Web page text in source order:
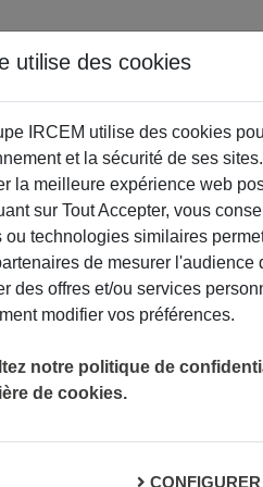
RETRAITE
qui
utilise des cookies
IRCEM utilise des cookies
et la sécurité de ses
la meilleure expérience web
sur Tout Accepter, vous
ou technologies similaires
de mesurer l'audience
des offres et/ou services
modifier vos préférences.
notre politique de
de cookies.
CONFIGURER